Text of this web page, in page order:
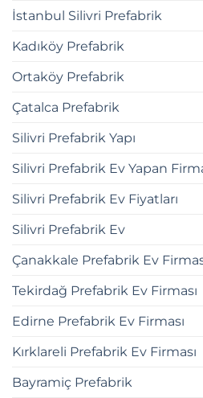
İstanbul Silivri Prefabrik
Kadıköy Prefabrik
Ortaköy Prefabrik
Çatalca Prefabrik
Silivri Prefabrik Yapı
Silivri Prefabrik Ev Yapan
Silivri Prefabrik Ev Fiyatları
Silivri Prefabrik Ev
Çanakkale Prefabrik Ev
Tekirdağ Prefabrik Ev Firması
Edirne Prefabrik Ev Firması
Kırklareli Prefabrik Ev Firması
Bayramiç Prefabrik